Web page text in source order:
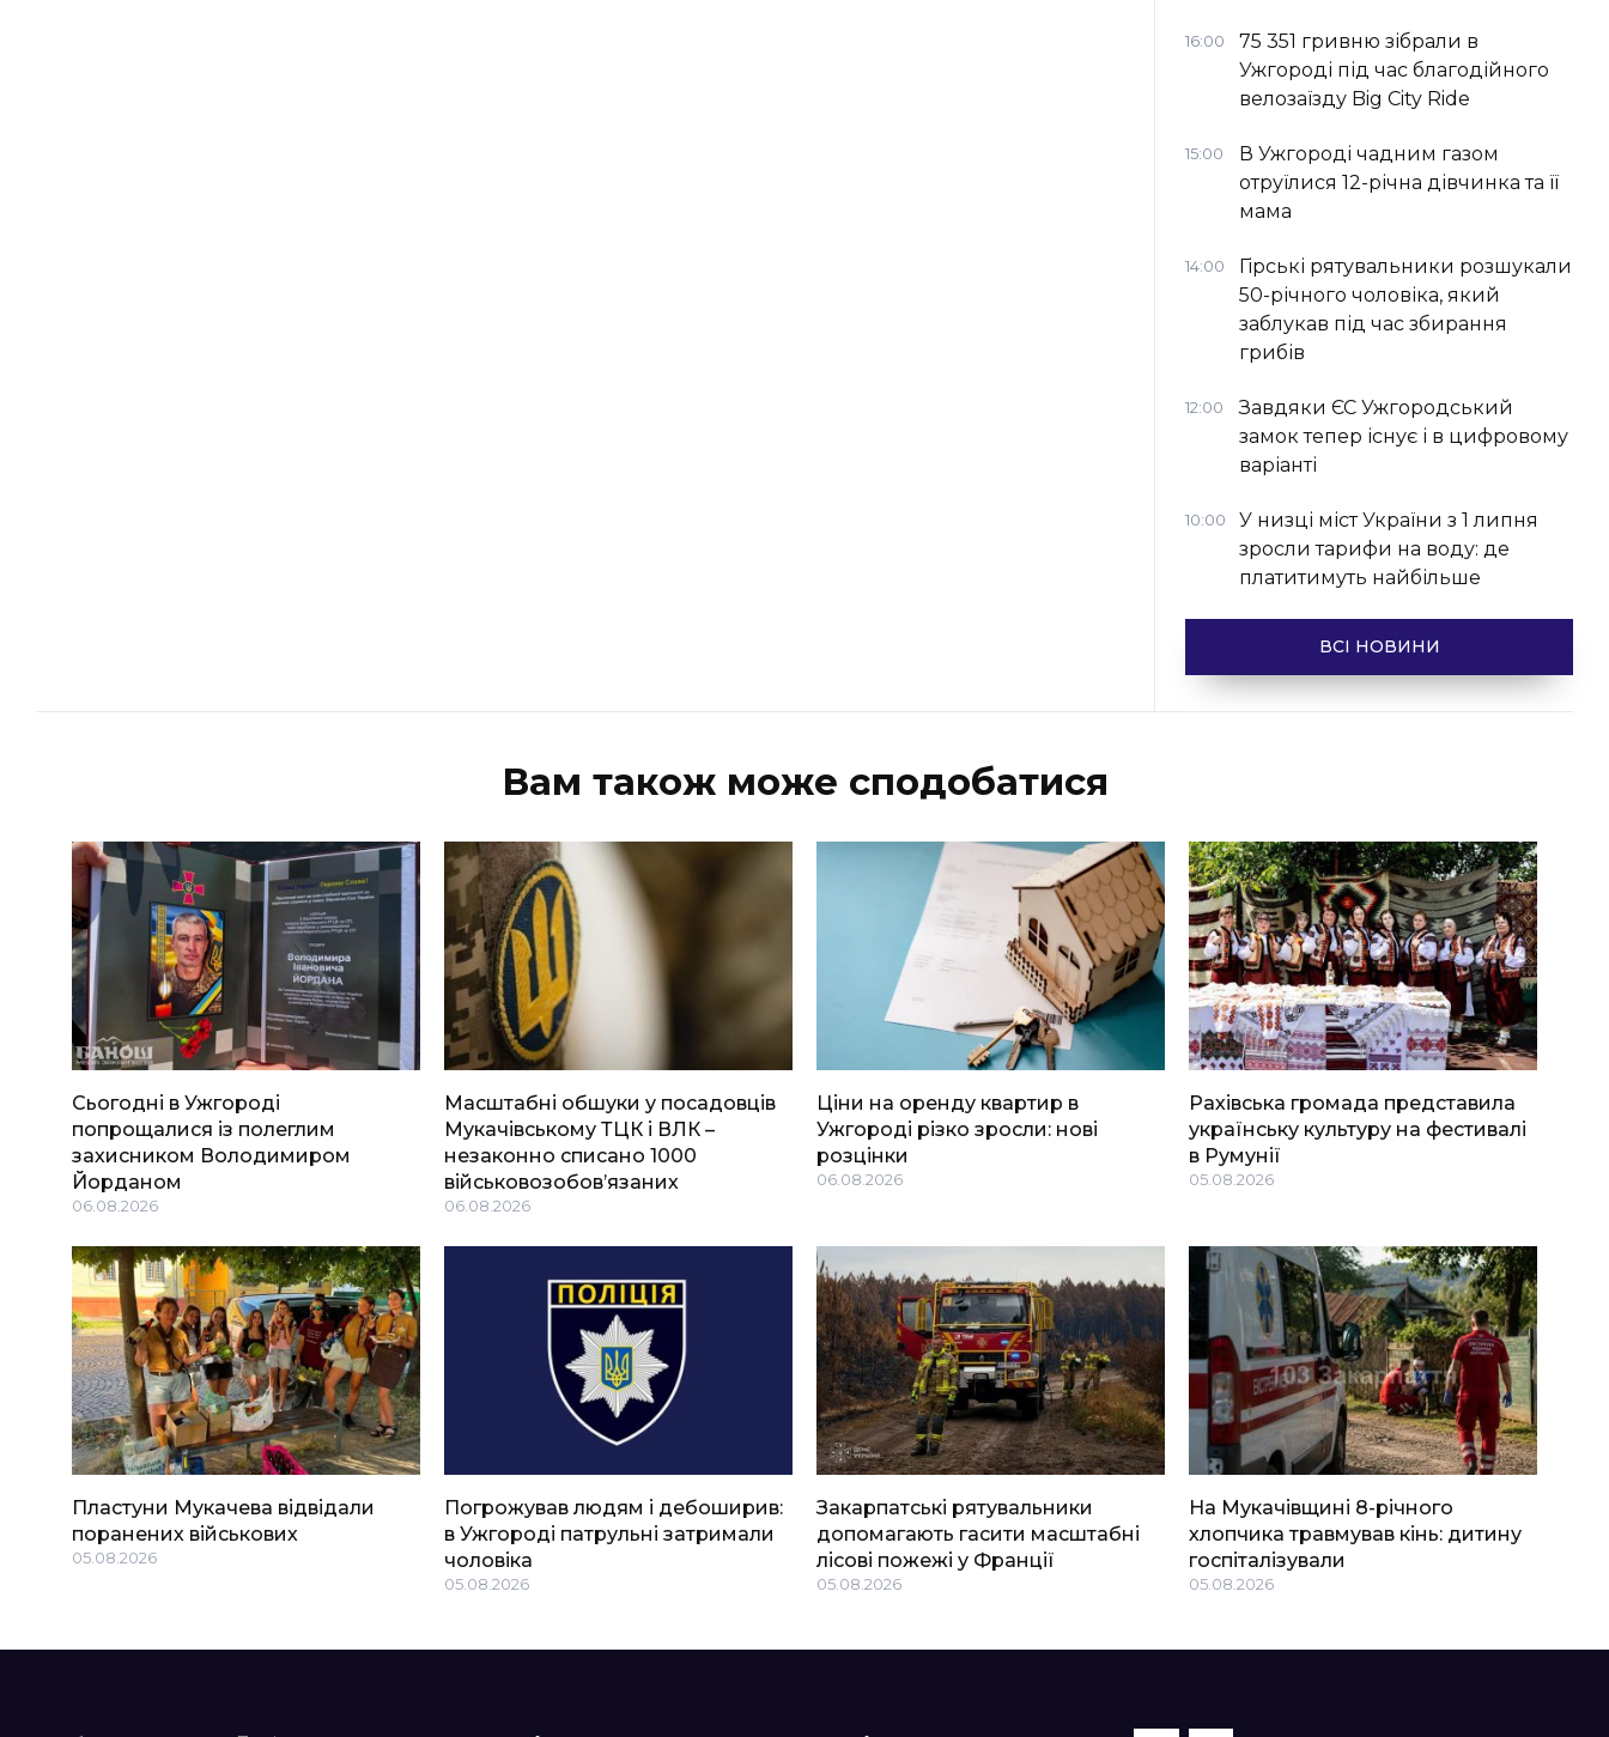
16:00
75 351 гривню зібрали в
Ужгороді під час благодійного
велозаїзду Big Сity Ride
15:00
В Ужгороді чадним газом
отруїлися 12-річна дівчинка та її
мама
14:00
Гірські рятувальники розшукали
50-річного чоловіка, який
заблукав під час збирання
грибів
12:00
Завдяки ЄС Ужгородський
замок тепер існує і в цифровому
варіанті
10:00
У низці міст України з 1 липня
зросли тарифи на воду: де
платитимуть найбільше
ВСІ НОВИНИ
Вам також може сподобатися
Сьогодні в Ужгороді
попрощалися із полеглим
захисником Володимиром
Йорданом
06.08.2026
Масштабні обшуки у посадовців
Мукачівському ТЦК і ВЛК –
незаконно списано 1000
військовозобов’язаних
06.08.2026
Ціни на оренду квартир в
Ужгороді різко зросли: нові
розцінки
06.08.2026
Рахівська громада представила
українську культуру на фестивалі
в Румунії
05.08.2026
Пластуни Мукачева відвідали
поранених військових
05.08.2026
Погрожував людям і дебоширив:
в Ужгороді патрульні затримали
чоловіка
05.08.2026
Закарпатські рятувальники
допомагають гасити масштабні
лісові пожежі у Франції
05.08.2026
На Мукачівщині 8-річного
хлопчика травмував кінь: дитину
госпіталізували
05.08.2026